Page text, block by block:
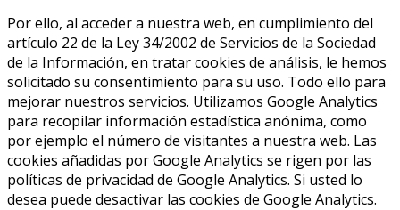
Por ello, al acceder a nuestra web, en cumplimiento del
artículo 22 de la Ley 34/2002 de Servicios de la Sociedad
de la Información, en tratar cookies de análisis, le hemos
solicitado su consentimiento para su uso. Todo ello para
mejorar nuestros servicios. Utilizamos Google Analytics
para recopilar información estadística anónima, como
por ejemplo el número de visitantes a nuestra web. Las
cookies añadidas por Google Analytics se rigen por las
políticas de privacidad de Google Analytics. Si usted lo
desea puede desactivar las cookies de Google Analytics.